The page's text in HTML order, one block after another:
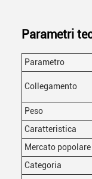
Parametri
Parametro
Collegamento
Peso
Caratteristica
Mercato popolare
Categoria